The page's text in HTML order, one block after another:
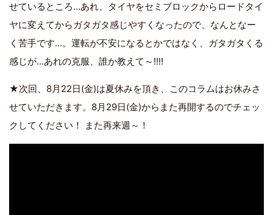
せているところ…あれ、タイヤをセミブロックからロードタイ
ヤに変えてからガタガタ感じやすくなったので、なんとなー
く苦手です…。運転が不安になるとかではなく、ガタガタくる
感じが…あれの克服、誰か教えて～!!!!
★次回、8月22日(金)は夏休みを頂き、このコラムはお休みさ
せていただきます。8月29日(金)からまた再開するのでチェッ
クしてください！ また再来週～！